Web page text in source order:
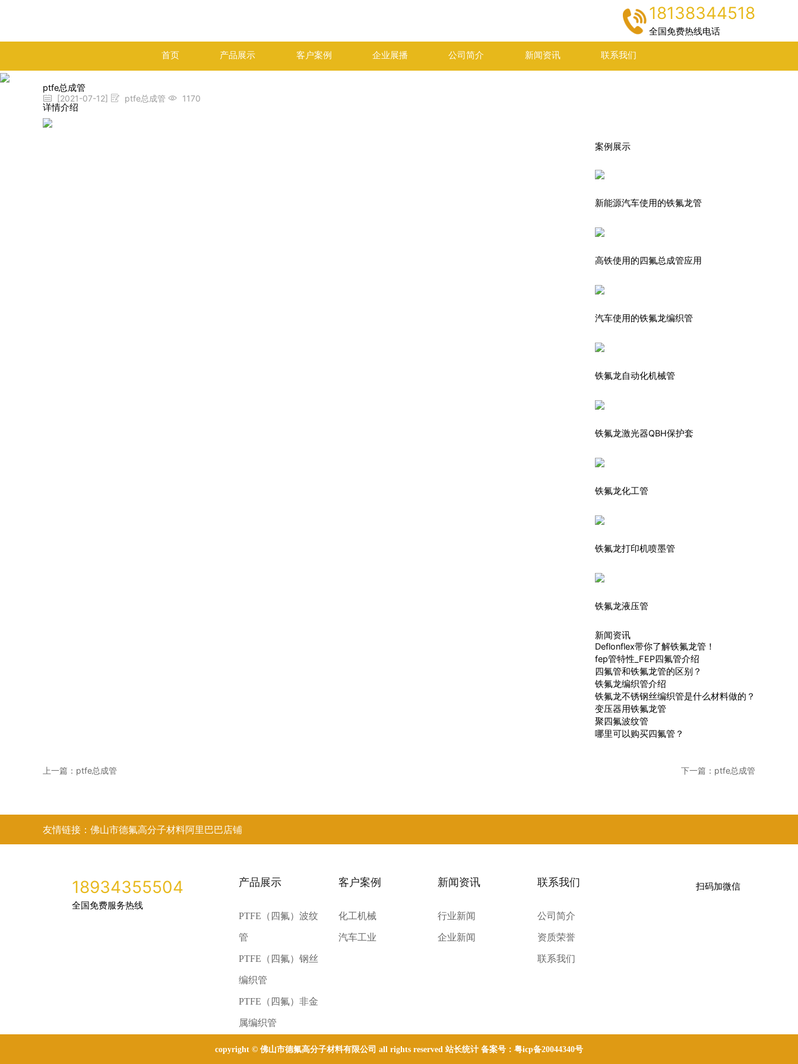
18138344518
全国免费热线电话
首页 产品展示 客户案例 企业展播 公司简介 新闻资讯 联系我们
ptfe总成管
[2021-07-12] ptfe总成管 1170
详情介绍
案例展示
新能源汽车使用的铁氟龙管
高铁使用的四氟总成管应用
汽车使用的铁氟龙编织管
铁氟龙自动化机械管
铁氟龙激光器QBH保护套
铁氟龙化工管
铁氟龙打印机喷墨管
铁氟龙液压管
新闻资讯
Deflonflex带你了解铁氟龙管！
fep管特性_FEP四氟管介绍
四氟管和铁氟龙管的区别？
铁氟龙编织管介绍
铁氟龙不锈钢丝编织管是什么材料做的？
变压器用铁氟龙管
聚四氟波纹管
哪里可以购买四氟管？
上一篇： ptfe总成管 下一篇： ptfe总成管
友情链接：佛山市德氟高分子材料阿里巴巴店铺
18934355504
全国免费服务热线
产品展示
PTFE（四氟）波纹
管
PTFE（四氟）钢丝
编织管
PTFE（四氟）非金
属编织管
客户案例
化工机械
汽车工业
新闻资讯
行业新闻
企业新闻
联系我们
公司简介
资质荣誉
联系我们
扫码加微信
copyright © 佛山市德氟高分子材料有限公司 all rights reserved 站长统计 备案号： 粤icp备20044340号